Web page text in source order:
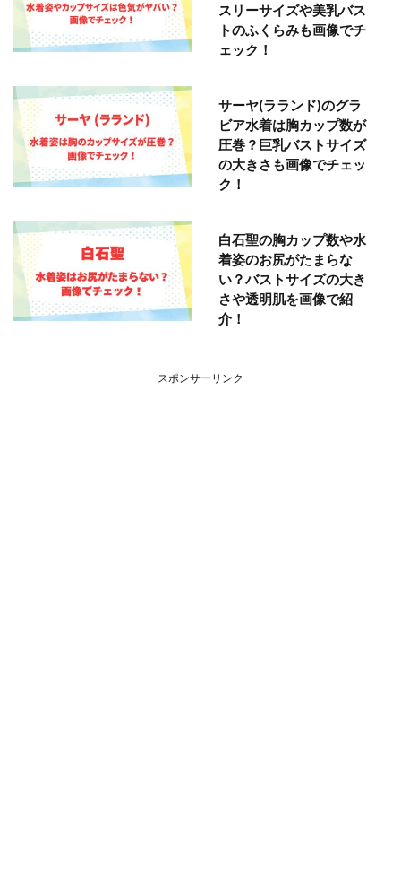
スリーサイズや美乳バス
トのふくらみも画像でチ
ェック！
サーヤ(ラランド)のグラ
ビア水着は胸カップ数が
圧巻？巨乳バストサイズ
の大きさも画像でチェッ
ク！
白石聖の胸カップ数や水
着姿のお尻がたまらな
い？バストサイズの大き
さや透明肌を画像で紹
介！
スポンサーリンク